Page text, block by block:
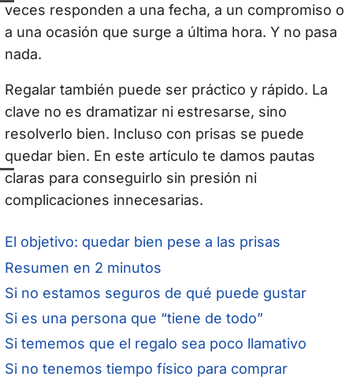
veces responden a una fecha, a un compromiso o
a una ocasión que surge a última hora. Y no pasa
nada.
Regalar también puede ser práctico y rápido. La
clave no es dramatizar ni estresarse, sino
resolverlo bien. Incluso con prisas se puede
quedar bien. En este artículo te damos pautas
claras para conseguirlo sin presión ni
complicaciones innecesarias.
El objetivo: quedar bien pese a las prisas
Resumen en 2 minutos
Si no estamos seguros de qué puede gustar
Si es una persona que “tiene de todo”
Si tememos que el regalo sea poco llamativo
Si no tenemos tiempo físico para comprar